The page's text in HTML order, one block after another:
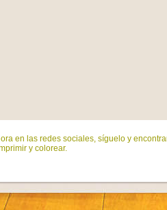
en las redes sociales, síguelo y
y colorear.